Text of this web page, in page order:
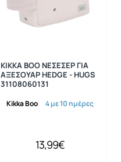
Kikka Boo 4 με 10 ημέρες
KIKKA BOO ΝΕΣΕΣΕΡ ΓΙΑ
ΑΞΕΣΟΥΑΡ HEDGE - HUGS
31108060131
13,99€